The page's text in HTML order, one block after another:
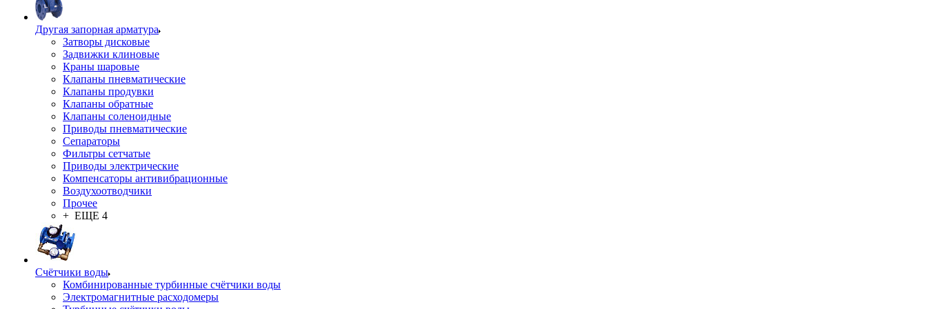
Другая запорная арматура
Затворы дисковые
Задвижки клиновые
Краны шаровые
Клапаны пневматические
Клапаны продувки
Клапаны обратные
Клапаны соленоидные
Приводы пневматические
Сепараторы
Фильтры сетчатые
Приводы электрические
Компенсаторы антивибрационные
Воздухоотводчики
Прочее
+ ЕЩЕ 4
Счётчики воды
Комбинированные турбинные счётчики воды
Электромагнитные расходомеры